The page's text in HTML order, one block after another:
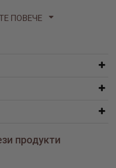
ПОВЕЧЕ
продукти